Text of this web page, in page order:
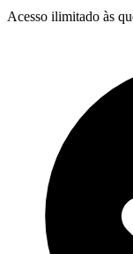
Acesso ilimitado às